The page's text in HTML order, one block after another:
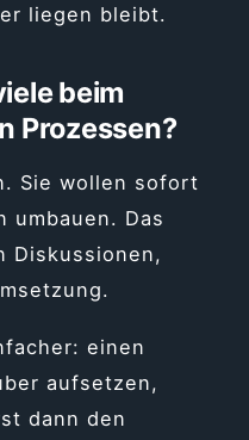
liegen bleibt.
beim
Prozessen?
Sie wollen sofort
umbauen. Das
Diskussionen,
einen
aufsetzen,
dann den